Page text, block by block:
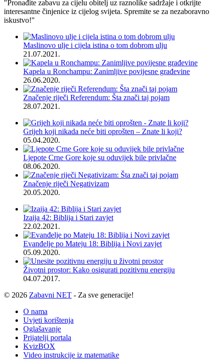
"Pronađite zabavu za cijelu obitelj uz raznolike sadržaje i otkrijte
interesantne činjenice iz cijelog svijeta. Spremite se za nezaboravno
iskustvo!"
Maslinovo ulje i cijela istina o tom dobrom ulju
21.07.2021.
Kapela u Ronchampu: Zanimljive povijesne građevine
26.06.2020.
Značenje riječi Referendum: Šta znači taj pojam
28.07.2021.
Grijeh koji nikada neće biti oprošten – Znate li koji?
05.04.2020.
Ljepote Crne Gore koje su oduvijek bile privlačne
08.06.2020.
Značenje riječi Negativizam
20.05.2020.
Izaija 42: Biblija i Stari zavjet
22.02.2021.
Evanđelje po Mateju 18: Biblija i Novi zavjet
05.09.2020.
Životni prostor: Kako osigurati pozitivnu energiju
04.07.2017.
© 2026 Zabavni NET - Za sve generacije!
O nama
Uvjeti korištenja
Oglašavanje
Prijatelji portala
KvizBOX
Video instrukcije iz matematike